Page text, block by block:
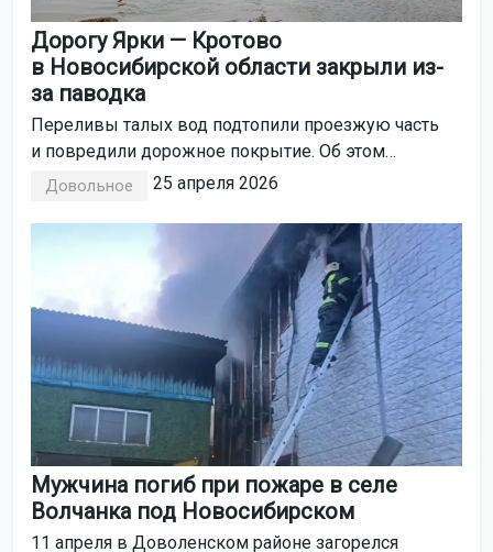
Дорогу Ярки — Кротово
в Новосибирской области закрыли из-
за паводка
Переливы талых вод подтопили проезжую часть
и повредили дорожное покрытие. Об этом
сообщили в ТУАД.
Довольное 25 апреля 2026
Мужчина погиб при пожаре в селе
Волчанка под Новосибирском
11 апреля в Доволенском районе загорелся